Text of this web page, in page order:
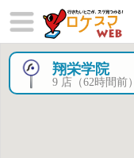
翔栄学院
9 店（62時間前）